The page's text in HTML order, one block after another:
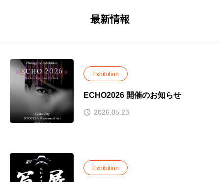
最新情報
Exhibition
ECHO2026 開催のお知らせ
2026.05.23
Exhibition